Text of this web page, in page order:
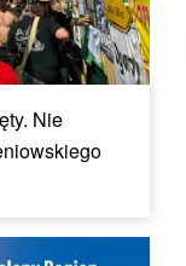
Nie